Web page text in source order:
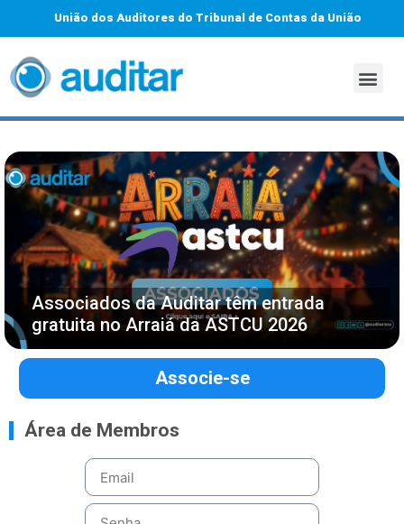
União dos Auditores do Tribunal de Contas da União
Associados da Auditar têm entrada
gratuita no Arraiá da ASTCU 2026
Associe-se
Área de Membros